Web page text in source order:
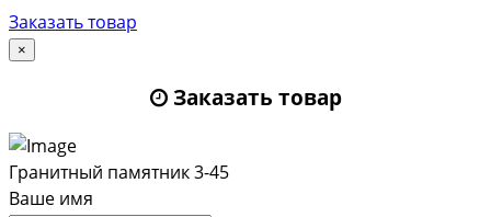
Заказать товар
×
Заказать товар
Гранитный памятник 3-45
Ваше имя